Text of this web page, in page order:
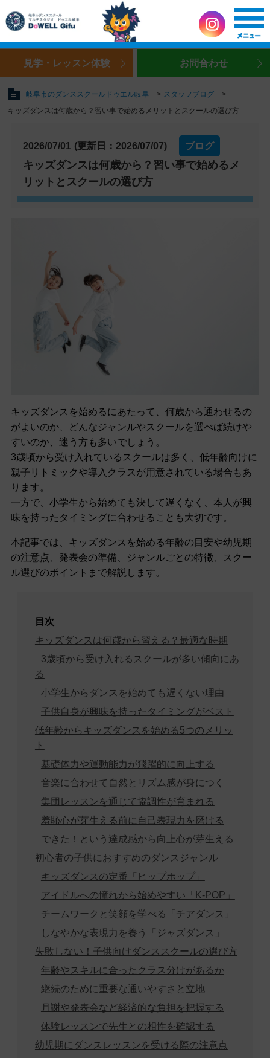
見学・レッスン体験 お問合わせ
岐阜市のダンススクールドゥエル岐阜
スタッフブログ
キッズダンスは何歳から？習い事で始めるメリットとスクールの選び方
2026/07/01 (更新日：2026/07/07) ブログ
キッズダンスは何歳から？習い事で始めるメ
リットとスクールの選び方
キッズダンスを始めるにあたって、何歳から通わせるの
がよいのか、どんなジャンルやスクールを選べば続けや
すいのか、迷う方も多いでしょう。
3歳頃から受け入れているスクールは多く、低年齢向けに
親子リトミックや導入クラスが用意されている場合もあ
ります。
一方で、小学生から始めても決して遅くなく、本人が興
味を持ったタイミングに合わせることも大切です。
本記事では、キッズダンスを始める年齢の目安や幼児期
の注意点、発表会の準備、ジャンルごとの特徴、スクー
ル選びのポイントまで解説します。
目次
キッズダンスは何歳から習える？最適な時期
3歳頃から受け入れるスクールが多い傾向にあ
る
小学生からダンスを始めても遅くない理由
子供自身が興味を持ったタイミングがベスト
低年齢からキッズダンスを始める5つのメリッ
ト
基礎体力や運動能力が飛躍的に向上する
音楽に合わせて自然とリズム感が身につく
集団レッスンを通じて協調性が育まれる
羞恥心が芽生える前に自己表現力を磨ける
できた！という達成感から向上心が芽生える
初心者の子供におすすめのダンスジャンル
キッズダンスの定番「ヒップホップ」
アイドルへの憧れから始めやすい「K-POP」
チームワークと笑顔を学べる「チアダンス」
しなやかな表現力を養う「ジャズダンス」
失敗しない！子供向けダンススクールの選び方
年齢やスキルに合ったクラス分けがあるか
継続のために重要な通いやすさと立地
月謝や発表会など経済的な負担を把握する
体験レッスンで先生との相性を確認する
幼児期にダンスレッスンを受ける際の注意点